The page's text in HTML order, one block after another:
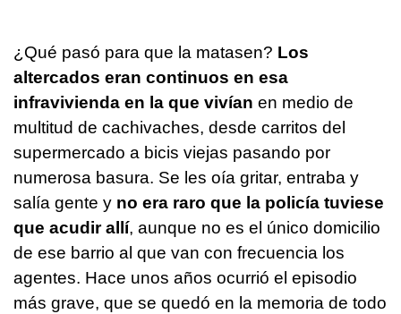
¿Qué pasó para que la matasen? Los
altercados eran continuos en esa
infravivienda en la que vivían en medio de
multitud de cachivaches, desde carritos del
supermercado a bicis viejas pasando por
numerosa basura. Se les oía gritar, entraba y
salía gente y no era raro que la policía tuviese
que acudir allí, aunque no es el único domicilio
de ese barrio al que van con frecuencia los
agentes. Hace unos años ocurrió el episodio
más grave, que se quedó en la memoria de todo